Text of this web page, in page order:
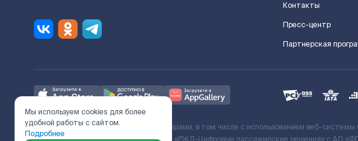
Контакты
Пресс-центр
Партнерская
Ж/Д билеты предоставляются партнёрами, в том числе с использованием веб-
Мы используем cookies для более
удобной работы с сайтом.
Подробнее